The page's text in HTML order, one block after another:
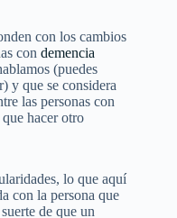
con los cambios
con demencia
(puedes
y que se considera
las personas con
hacer otro
lo que aquí
con la persona que
de que un